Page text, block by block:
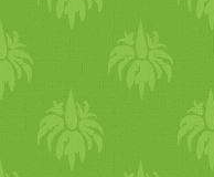
hagymát
teszi